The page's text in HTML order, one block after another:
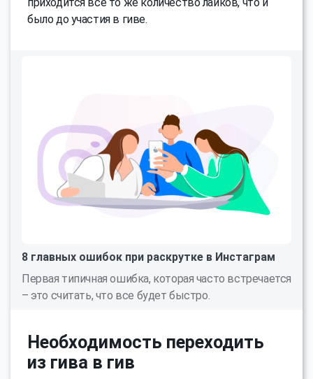
было до участия в гиве.
8 главных ошибок при раскрутке в Инстаграм
Первая типичная ошибка, которая часто встречается
– это считать, что все будет быстро.
Необходимость переходить
из гива в гив